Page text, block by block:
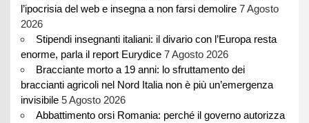
l’ipocrisia del web e insegna a non farsi demolire 7 Agosto
2026
Stipendi insegnanti italiani: il divario con l’Europa resta
enorme, parla il report Eurydice 7 Agosto 2026
Bracciante morto a 19 anni: lo sfruttamento dei
braccianti agricoli nel Nord Italia non è più un’emergenza
invisibile 5 Agosto 2026
Abbattimento orsi Romania: perché il governo autorizza